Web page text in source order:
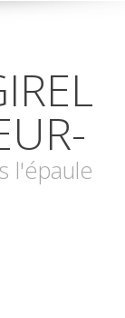
l'épaule